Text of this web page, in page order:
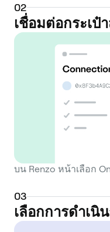
claim on the
and the rewards
Ethereum staking
activities. It is a
meaning its
over time as it
yields. As a
responsible for
This includes
portfolio of AVSs
assets to, with
risk-reward
removes the
of having to
monitor different
02
เชื่อมต่อกระเป๋
บน Renzo หน้าเลือก
03
เลือกการดำเนิ